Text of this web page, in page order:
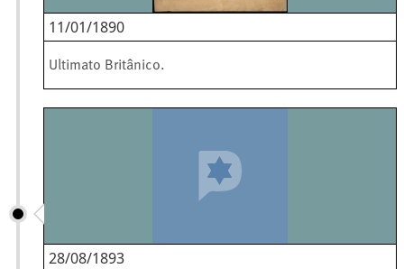
11/01/1890
Ultimato Britânico.
28/08/1893